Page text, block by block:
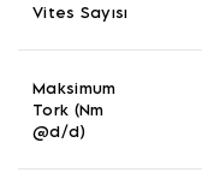
Vites Sayısı
Maksimum
Tork (Nm
@d/d)